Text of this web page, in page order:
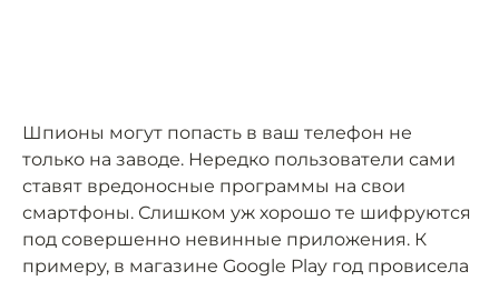
Шпионы могут попасть в ваш телефон не
только на заводе. Нередко пользователи сами
ставят вредоносные программы на свои
смартфоны. Слишком уж хорошо те шифруются
под совершенно невинные приложения. К
примеру, в магазине Google Play год провисела